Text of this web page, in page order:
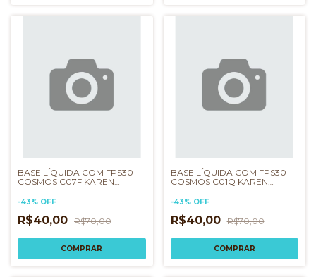
BASE LÍQUIDA COM FPS30
COSMOS C07F KAREN
-43% OFF
R$40,00 R$70,00
BASE LÍQUIDA COM FPS30
COSMOS C01Q KAREN
-43% OFF
R$40,00 R$70,00